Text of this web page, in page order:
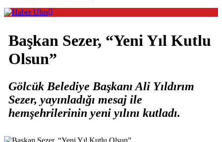
Başkan Sezer, “Yeni Yıl Kutlu
Olsun”
Gölcük Belediye Başkanı Ali Yıldırım
Sezer, yayınladığı mesaj ile
hemşehrilerinin yeni yılını kutladı.